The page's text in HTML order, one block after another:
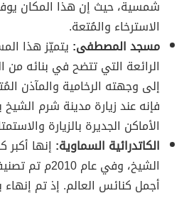
شمسية، حيث إن هذا المكان
الاسترخاء والمُتعة.
مسجد المصطفى: يتميّز هذا
الرائعة التي تتضح في بنائه من
إلى وجهته الرخامية والمآذن
فإنه عند زيارة مدينة شرم
الأماكن الجديرة بالزيارة
الكاتدرائية السماوية: إنها
الشيخ، وفي
أجمل كنائس العالم. إذ تم